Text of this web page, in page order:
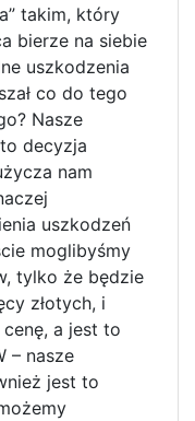
takim, który
bierze na siebie
uszkodzenia
co do tego
Nasze
decyzja
nam
uszkodzeń
moglibyśmy
tylko że będzie
złotych, i
a jest to
– nasze
jest to